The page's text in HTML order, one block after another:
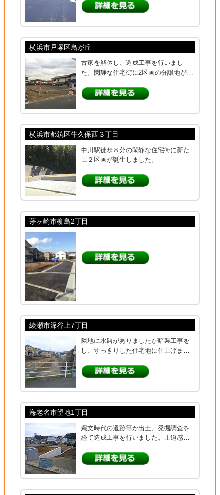
横浜市戸塚区鳥が丘
古家を解体し、造成工事を行いまし
た。閑静な住宅街に2区画の分譲地が…
横浜市都筑区牛久保西３丁目
中川駅徒歩８分の閑静な住宅街に新た
に２区画が誕生しました。
茅ヶ崎市柳島2丁目
綾瀬市深谷上7丁目
隣地に水路がありましたが暗渠工事を
し、すっきりした住宅地に仕上げま…
海老名市望地1丁目
縄文時代の遺跡等が出土、発掘調査を
経て造成工事を行いました。圧迫感…